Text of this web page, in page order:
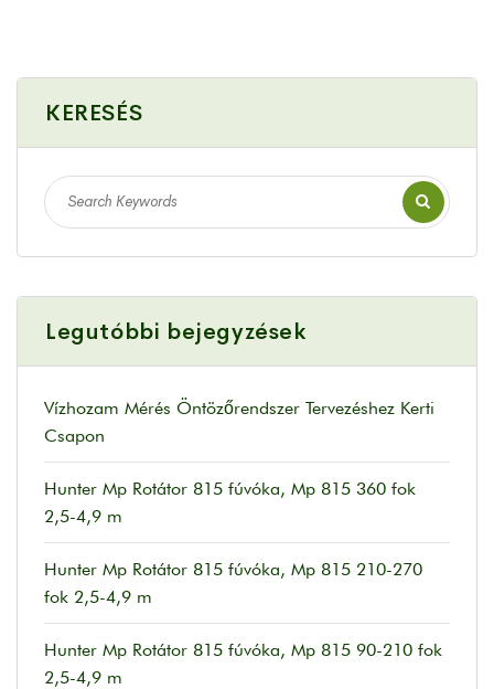
KERESÉS
Legutóbbi bejegyzések
Vízhozam Mérés Öntözőrendszer Tervezéshez Kerti
Csapon
Hunter Mp Rotátor 815 fúvóka, Mp 815 360 fok
2,5-4,9 m
Hunter Mp Rotátor 815 fúvóka, Mp 815 210-270
fok 2,5-4,9 m
Hunter Mp Rotátor 815 fúvóka, Mp 815 90-210 fok
2,5-4,9 m